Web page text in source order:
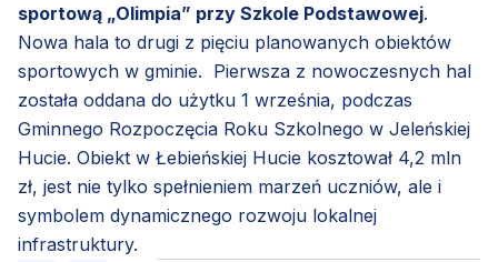
sportową „Olimpia” przy Szkole Podstawowej.
Nowa hala to drugi z pięciu planowanych obiektów
sportowych w gminie. Pierwsza z nowoczesnych hal
została oddana do użytku 1 września, podczas
Gminnego Rozpoczęcia Roku Szkolnego w Jeleńskiej
Hucie. Obiekt w Łebieńskiej Hucie kosztował 4,2 mln
zł, jest nie tylko spełnieniem marzeń uczniów, ale i
symbolem dynamicznego rozwoju lokalnej
infrastruktury.